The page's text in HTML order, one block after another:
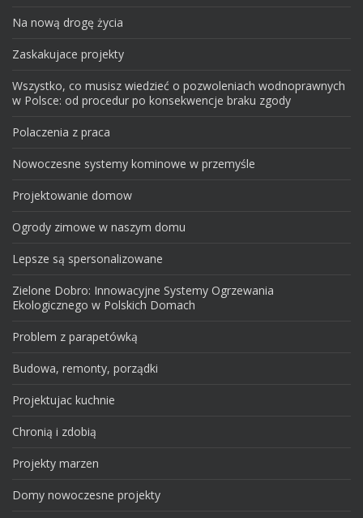
Na nową drogę życia
Zaskakujace projekty
Wszystko, co musisz wiedzieć o pozwoleniach wodnoprawnych
w Polsce: od procedur po konsekwencje braku zgody
Polaczenia z praca
Nowoczesne systemy kominowe w przemyśle
Projektowanie domow
Ogrody zimowe w naszym domu
Lepsze są spersonalizowane
Zielone Dobro: Innowacyjne Systemy Ogrzewania
Ekologicznego w Polskich Domach
Problem z parapetówką
Budowa, remonty, porządki
Projektujac kuchnie
Chronią i zdobią
Projekty marzen
Domy nowoczesne projekty